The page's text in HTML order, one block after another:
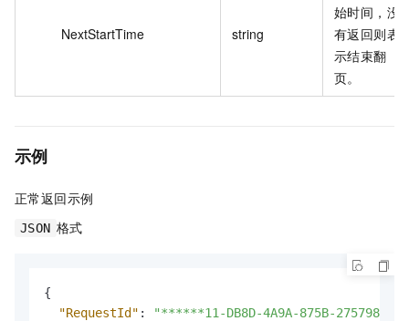
NextStartTime string
始时间，没
有返回则表
示结束翻
页。
示例
正常返回示例
JSON 格式
{
"RequestId" :
"******11-DB8D-4A9A-875B-